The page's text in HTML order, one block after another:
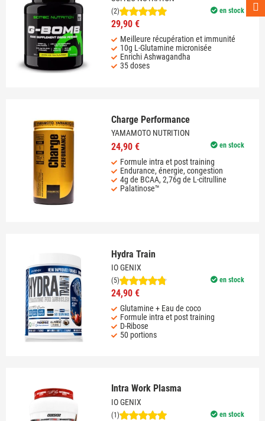
en stock
(2)
29,90 €
Meilleure récupération et immunité
10g L-Glutamine micronisée
Enrichi Ashwagandha
35 doses
Charge Performance
YAMAMOTO NUTRITION
en stock
24,90 €
Formule intra et post training
Endurance, énergie, congestion
4g de BCAA, 2,76g de L-citrulline
Palatinose™
Hydra Train
IO GENIX
en stock
(5)
24,90 €
Glutamine + Eau de coco
Formule intra et post training
D-Ribose
50 portions
Intra Work Plasma
IO GENIX
en stock
(1)